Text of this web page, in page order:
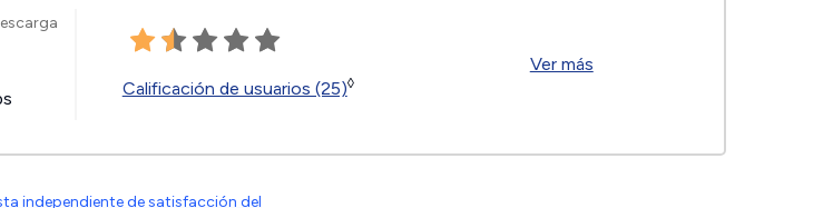
Calificación de usuarios (25)◊
Ver más
independiente de satisfacción del